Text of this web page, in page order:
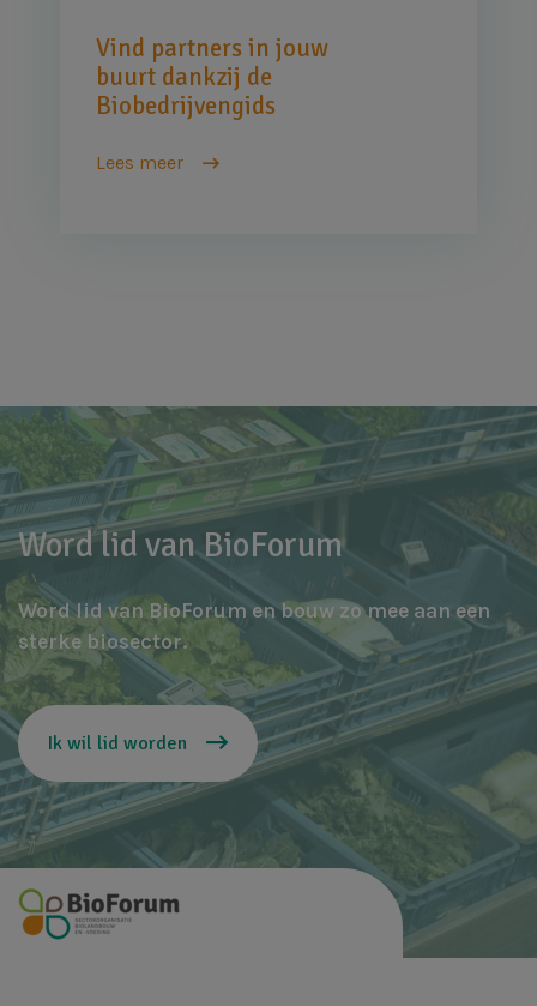
Vind partners in jouw
buurt dankzij de
Biobedrijvengids
Lees meer
Word lid van BioForum
Word lid van BioForum en bouw zo mee aan een
sterke biosector.
Ik wil lid worden